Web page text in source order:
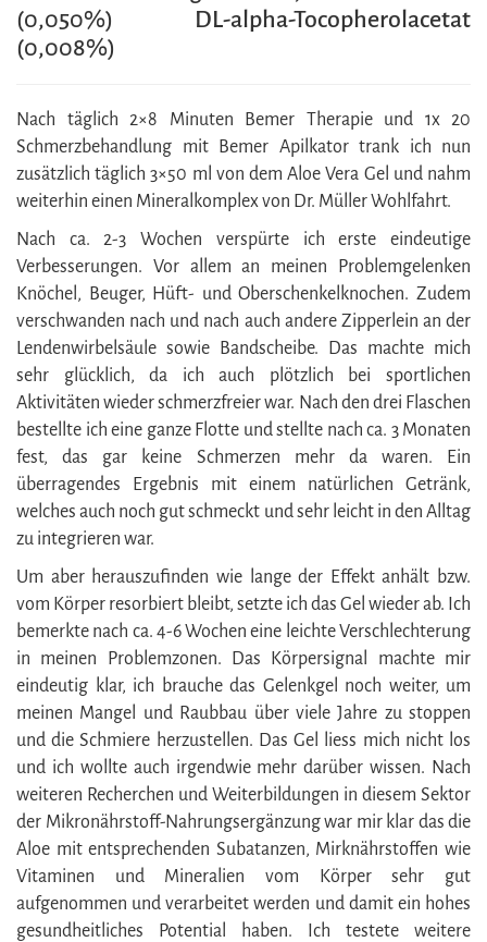
(0,050%) DL-alpha-Tocopherolacetat
(0,008%)
Nach täglich 2×8 Minuten Bemer Therapie und 1x 20
Schmerzbehandlung mit Bemer Apilkator trank ich nun
zusätzlich täglich 3×50 ml von dem Aloe Vera Gel und nahm
weiterhin einen Mineralkomplex von Dr. Müller Wohlfahrt.
Nach ca. 2-3 Wochen verspürte ich erste eindeutige
Verbesserungen. Vor allem an meinen Problemgelenken
Knöchel, Beuger, Hüft- und Oberschenkelknochen. Zudem
verschwanden nach und nach auch andere Zipperlein an der
Lendenwirbelsäule sowie Bandscheibe. Das machte mich
sehr glücklich, da ich auch plötzlich bei sportlichen
Aktivitäten wieder schmerzfreier war. Nach den drei Flaschen
bestellte ich eine ganze Flotte und stellte nach ca. 3 Monaten
fest, das gar keine Schmerzen mehr da waren. Ein
überragendes Ergebnis mit einem natürlichen Getränk,
welches auch noch gut schmeckt und sehr leicht in den Alltag
zu integrieren war.
Um aber herauszufinden wie lange der Effekt anhält bzw.
vom Körper resorbiert bleibt, setzte ich das Gel wieder ab. Ich
bemerkte nach ca. 4-6 Wochen eine leichte Verschlechterung
in meinen Problemzonen. Das Körpersignal machte mir
eindeutig klar, ich brauche das Gelenkgel noch weiter, um
meinen Mangel und Raubbau über viele Jahre zu stoppen
und die Schmiere herzustellen. Das Gel liess mich nicht los
und ich wollte auch irgendwie mehr darüber wissen. Nach
weiteren Recherchen und Weiterbildungen in diesem Sektor
der Mikronährstoff-Nahrungsergänzung war mir klar das die
Aloe mit entsprechenden Subatanzen, Mirknährstoffen wie
Vitaminen und Mineralien vom Körper sehr gut
aufgenommen und verarbeitet werden und damit ein hohes
gesundheitliches Potential haben. Ich testete weitere